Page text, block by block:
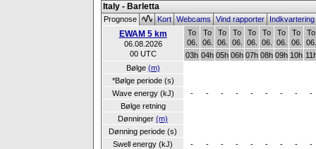
Italy - Barletta
Prognose KortWebcamsVind rapporterIndkvartering
EWAM 5 km
06.08.2026
00 UTC
To
06.
To
06.
To
06.
To
06.
To
06.
To
06.
To
06.
To
06.
To
06.
03h 04h 05h 06h 07h 08h 09h 10h
Bølge (m)
*Bølge periode (s)
Wave energy (kJ)
- - - - - - - -
-
Bølge retning
Dønninger (m)
Dønning periode (s)
Swell energy (kJ)
- - - - - - - -
-